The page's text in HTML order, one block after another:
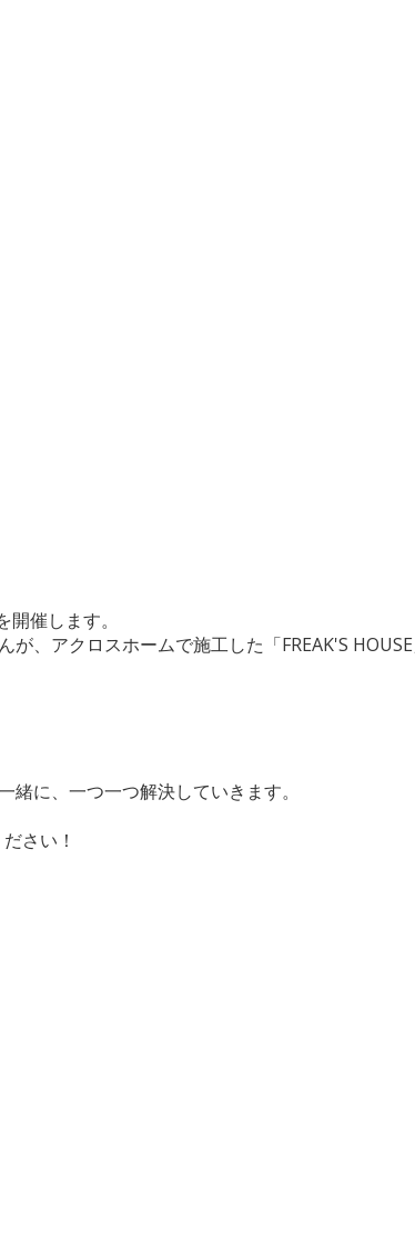
開催します。
、アクロスホームで施工した「FREAK'S
に、一つ一つ解決していきます。
さい！